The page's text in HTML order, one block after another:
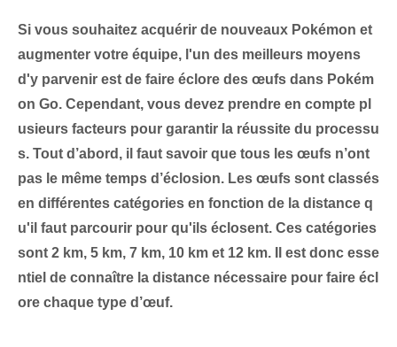
Si vous souhaitez acquérir de nouveaux Pokémon et
augmenter votre équipe, l'un des meilleurs moyens
d'y parvenir est de faire éclore des œufs dans Pokém
on Go. Cependant, vous devez prendre en compte pl
usieurs facteurs pour garantir la réussite du processu
s. Tout d’abord, il faut savoir que tous les œufs n’ont
pas le même temps d’éclosion. Les œufs sont classés
en différentes catégories en fonction de la distance q
u'il faut parcourir pour qu'ils éclosent. Ces catégories
sont 2 km, 5 km, 7 km, 10⁤ km et 12 km. Il est donc esse
ntiel de connaître la distance nécessaire pour faire écl
ore chaque type d’œuf.